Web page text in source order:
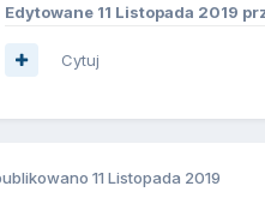
Edytowane 11 Listopada 2019
Cytuj
11 Listopada 2019